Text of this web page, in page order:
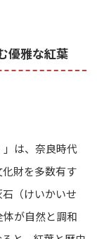
優雅な紅葉
」は、奈良時代
財を多数有す
（けいかいせ
が自然と調和